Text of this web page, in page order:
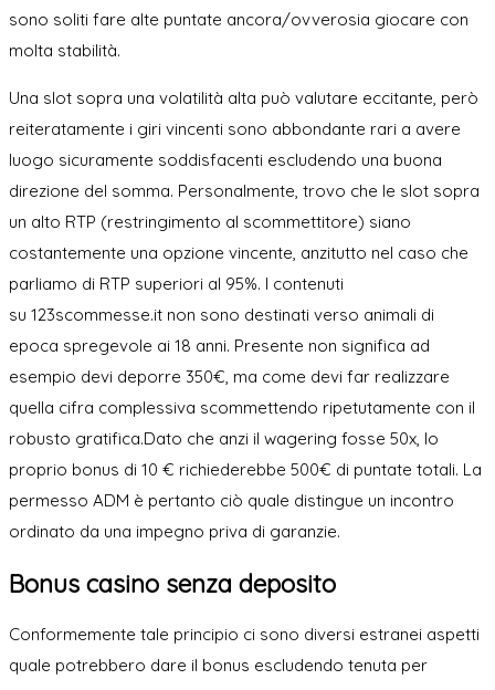
sono soliti fare alte puntate ancora/ovverosia giocare con
molta stabilità.
Una slot sopra una volatilità alta può valutare eccitante, però
reiteratamente i giri vincenti sono abbondante rari a avere
luogo sicuramente soddisfacenti escludendo una buona
direzione del somma. Personalmente, trovo che le slot sopra
un alto RTP (restringimento al scommettitore) siano
costantemente una opzione vincente, anzitutto nel caso che
parliamo di RTP superiori al 95%. I contenuti
su 123scommesse.it non sono destinati verso animali di
epoca spregevole ai 18 anni. Presente non significa ad
esempio devi deporre 350€, ma come devi far realizzare
quella cifra complessiva scommettendo ripetutamente con il
robusto gratifica.Dato che anzi il wagering fosse 50x, lo
proprio bonus di 10 € richiederebbe 500€ di puntate totali. La
permesso ADM è pertanto ciò quale distingue un incontro
ordinato da una impegno priva di garanzie.
Bonus casino senza deposito
Conformemente tale principio ci sono diversi estranei aspetti
quale potrebbero dare il bonus escludendo tenuta per